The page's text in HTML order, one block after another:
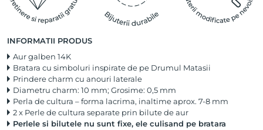
INFORMATII PRODUS
Aur galben 14K
Bratara cu simboluri inspirate de pe Drumul Matasii
Prindere charm cu anouri laterale
Diametru charm: 10 mm; Grosime: 0,5 mm
Perla de cultura – forma lacrima, inaltime aprox. 7-8 mm
2 x Perle de cultura separate prin bilute de aur
Perlele si bilutele nu sunt fixe, ele culisand pe bratara